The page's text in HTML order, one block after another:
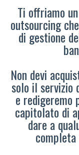
Ti offriamo
outsourcing
di gestione
Non devi
solo il servizio
e redigeremo
capitolato di
dare a